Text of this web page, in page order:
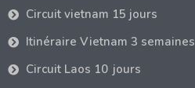
Circuit vietnam 15 jours
Itinéraire Vietnam 3 semaines
Circuit Laos 10 jours